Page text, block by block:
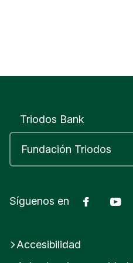
Triodos Bank
Síguenos en Facebook
Accesibilidad